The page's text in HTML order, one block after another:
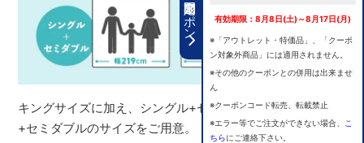
期間限定クーポン 有効期限：8月8日(土)～8月17日(月)
※「アウトレット・特価品」、「クーポ
ン対象外商品」には適用されません。
※その他のクーポンとの併用は出来ませ
ん
※クーポンコード転売、転載禁止
※エラー等でご注文ができない場合、
こ
ちらにご連絡下さい。
キングサイズに加え、シングル+セミダブル、セミダブル
+セミダブルのサイズをご用意。